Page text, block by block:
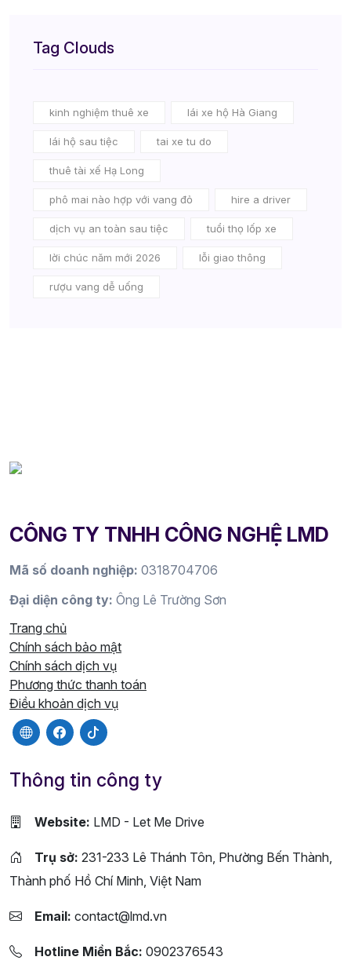
Tag Clouds
kinh nghiệm thuê xe lái xe hộ Hà Giang
lái hộ sau tiệc tai xe tu do
thuê tài xế Hạ Long
phô mai nào hợp với vang đỏ hire a driver
dịch vụ an toàn sau tiệc tuổi thọ lốp xe
lời chúc năm mới 2026 lỗi giao thông
rượu vang dễ uống
CÔNG TY TNHH CÔNG NGHỆ LMD
Mã số doanh nghiệp: 0318704706
Đại diện công ty: Ông Lê Trường Sơn
Trang chủ
Chính sách bảo mật
Chính sách dịch vụ
Phương thức thanh toán
Điều khoản dịch vụ
Thông tin công ty
Website: LMD - Let Me Drive
Trụ sở: 231-233 Lê Thánh Tôn, Phường Bến Thành,
Thành phố Hồ Chí Minh, Việt Nam
Email: contact@lmd.vn
Hotline Miền Bắc: 0902376543